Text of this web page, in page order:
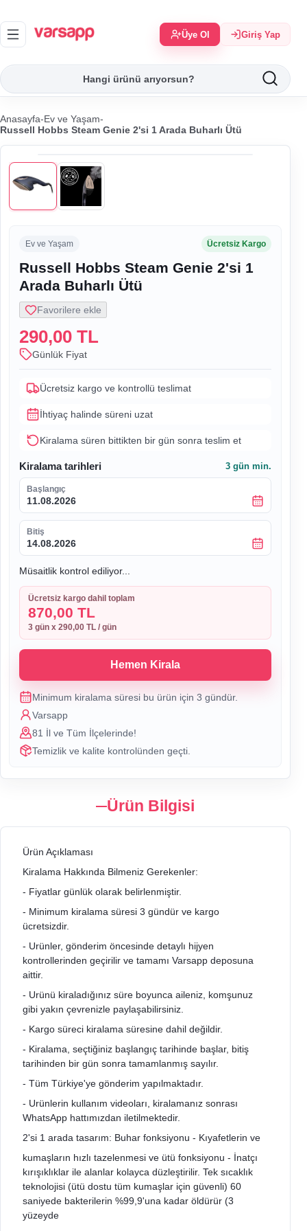
Üye Ol Giriş Yap
Anasayfa-Ev ve Yaşam-
Russell Hobbs Steam Genie 2'si 1 Arada Buharlı Ütü
Ev ve Yaşam Ücretsiz Kargo
Russell Hobbs Steam Genie 2'si 1
Arada Buharlı Ütü
Favorilere ekle
290,00 TL
Günlük Fiyat
Ücretsiz kargo ve kontrollü teslimat
İhtiyaç halinde süreni uzat
Kiralama süren bittikten bir gün sonra teslim et
Kiralama tarihleri 3 gün min.
Başlangıç
11.08.2026
Bitiş
14.08.2026
Müsaitlik kontrol ediliyor...
Ücretsiz kargo dahil toplam
870,00 TL
3 gün x 290,00 TL / gün
Hemen Kirala
Minimum kiralama süresi bu ürün için 3 gündür.
Varsapp
81 İl ve Tüm İlçelerinde!
Temizlik ve kalite kontrolünden geçti.
Ürün Bilgisi
Ürün Açıklaması
Kiralama Hakkında Bilmeniz Gerekenler:
- Fiyatlar günlük olarak belirlenmiştir.
- Minimum kiralama süresi 3 gündür ve kargo
ücretsizdir.
- Urünler, gönderim öncesinde detaylı hijyen
kontrollerinden geçirilir ve tamamı Varsapp deposuna
aittir.
- Urünü kiraladığınız süre boyunca aileniz, komşunuz
gibi yakın çevrenizle paylaşabilirsiniz.
- Kargo süreci kiralama süresine dahil değildir.
- Kiralama, seçtiğiniz başlangıç tarihinde başlar, bitiş
tarihinden bir gün sonra tamamlanmış sayılır.
- Tüm Türkiye'ye gönderim yapılmaktadır.
- Urünlerin kullanım videoları, kiralamanız sonrası
WhatsApp hattımızdan iletilmektedir.
2'si 1 arada tasarım: Buhar fonksiyonu - Kıyafetlerin ve
kumaşların hızlı tazelenmesi ve ütü fonksiyonu - İnatçı
kırışıklıklar ile alanlar kolayca düzleştirilir. Tek sıcaklık
teknolojisi (ütü dostu tüm kumaşlar için güvenli) 60
saniyede bakterilerin %99,9'una kadar öldürür (3
yüzeyde